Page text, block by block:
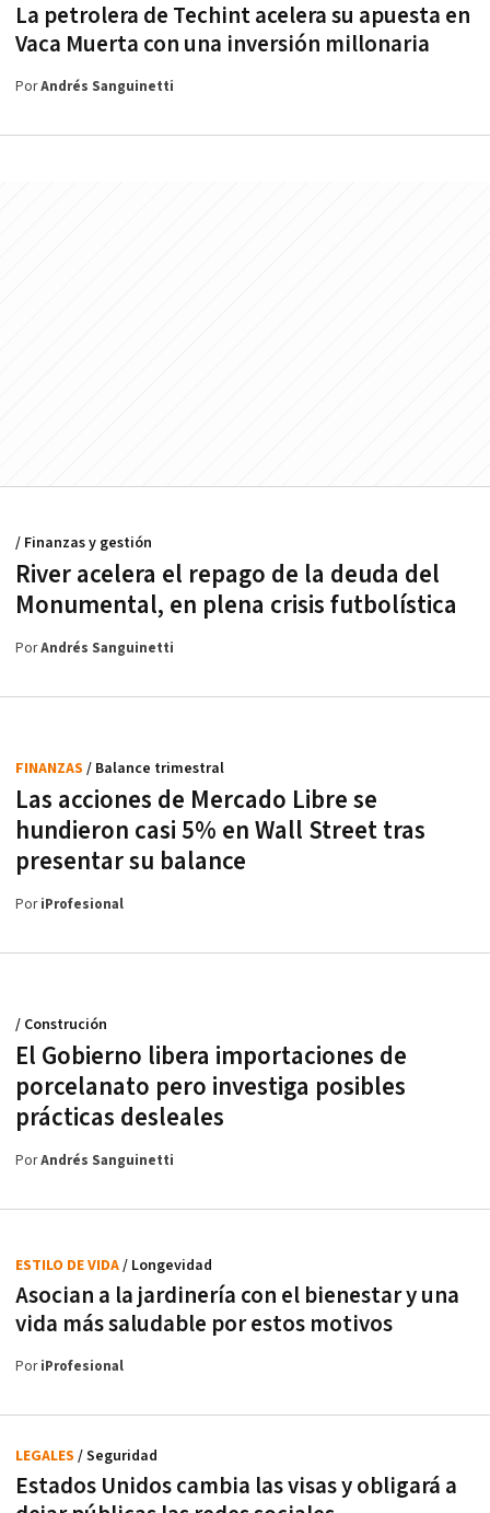
La petrolera de Techint acelera su apuesta en
Vaca Muerta con una inversión millonaria
PorAndrés Sanguinetti
River acelera el repago de la deuda del
Monumental, en plena crisis futbolística
/ Finanzas y gestión
PorAndrés Sanguinetti
Las acciones de Mercado Libre se
hundieron casi 5% en Wall Street tras
presentar su balance
FINANZAS / Balance trimestral
PoriProfesional
El Gobierno libera importaciones de
porcelanato pero investiga posibles
prácticas desleales
/ Construción
PorAndrés Sanguinetti
Asocian a la jardinería con el bienestar y una
vida más saludable por estos motivos
ESTILO DE VIDA/ Longevidad
PoriProfesional
Estados Unidos cambia las visas y obligará a
LEGALES / Seguridad